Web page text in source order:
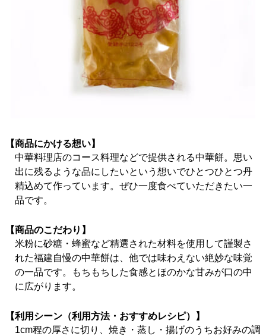
【商品にかける想い】
中華料理店のコース料理などで提供される中華餅。思い
出に残るような品にしたいという想いでひとつひとつ丹
精込めて作っています。ぜひ一度食べていただきたい一
品です。
【商品のこだわり】
米粉に砂糖・蜂蜜など精選された材料を使用して謹製さ
れた福建自慢の中華餅は、他では味わえない絶妙な味覚
の一品です。もちもちした食感とほのかな甘みが口の中
に広がります。
【利用シーン（利用方法・おすすめレシピ）】
1cm程の厚さに切り、焼き・蒸し・揚げのうちお好みの調